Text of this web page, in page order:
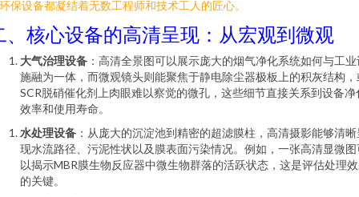
保设备都凝结着无数工程师和技术工人的匠心。
、核心设备的高清呈现：从宏观到微观
大气治理设备 ：高清全景图可以展示庞大的烟气净化系统如何与工业
施融为一体，而微观镜头则能聚焦于静电除尘器极板上的积灰结构，
SCR脱硝催化剂上肉眼难以察觉的微孔，这些细节直接关系到设备净
效率和使用寿命。
水处理设备 ：从庞大的沉淀池到精密的超滤膜柱，高清摄影能够清晰
现水流路径、污泥性状以及膜表面污染情况。例如，一张高清显微图
以揭示MBR膜生物反应器中微生物群落的活跃状态，这是评估处理
的关键。